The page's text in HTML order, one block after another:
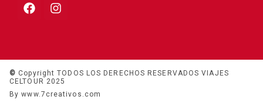
© Copyright TODOS LOS DERECHOS RESERVADOS VIAJES
CELTOUR 2025
By www.7creativos.com